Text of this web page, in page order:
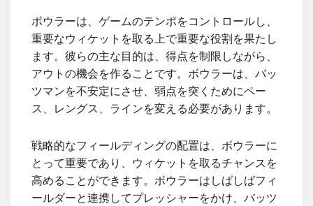
ボウラーは、ゲームのテンポをコントロールし、
重要なウィケットを取る上で重要な役割を果たし
ます。彼らの主な目的は、得点を制限しながら、
アウトの機会を作ることです。ボウラーは、バッ
ツマンを不安定にさせ、弱点を突くためにペー
ス、レングス、ラインを変える必要があります。
戦略的なフィールディングの配置は、ボウラーに
とって重要であり、ウィケットを取るチャンスを
高めることができます。ボウラーはしばしばフィ
ールダーと連携してプレッシャーをかけ、バッツ